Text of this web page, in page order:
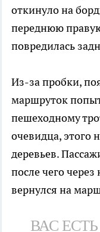
откинуло на
переднюю
повредилась
Из-за пробки,
маршруток
пешеходному
очевидца, этого
деревьев.
после чего
вернулся на
ВАС